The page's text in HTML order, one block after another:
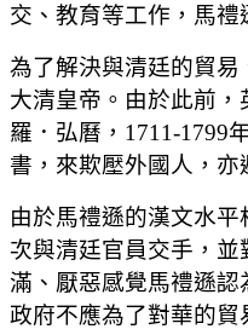
交、教育等工作，馬
為了解決與清廷的貿易
大清皇帝。由於此前，
羅．弘曆，1711-1799
書，來欺壓外國人，亦
由於馬禮遜的漢文水
次與清廷官員交手，
滿、厭惡感覺馬禮遜
政府不應為了對華的貿